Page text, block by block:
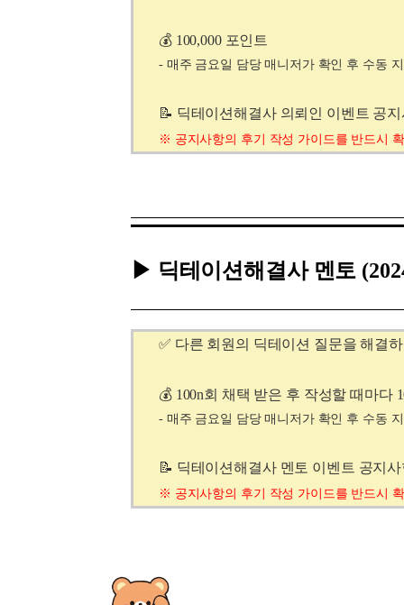
💰 100,000 포인트
- 매주 금요일 담당 매니저가 확인 후 수동
📝 딕테이션해결사 의뢰인 이벤트 공
※ 공지사항의 후기 작성 가이드를 반드시
▶ 딕테이션해결사 멘토
✅ 다른 회원의 딕테이션 질문을 해결
💰 100n회 채택 받은 후 작성할 때마다
- 매주 금요일 담당 매니저가 확인 후 수동
📝 딕테이션해결사 멘토 이벤트 공지
※ 공지사항의 후기 작성 가이드를 반드시